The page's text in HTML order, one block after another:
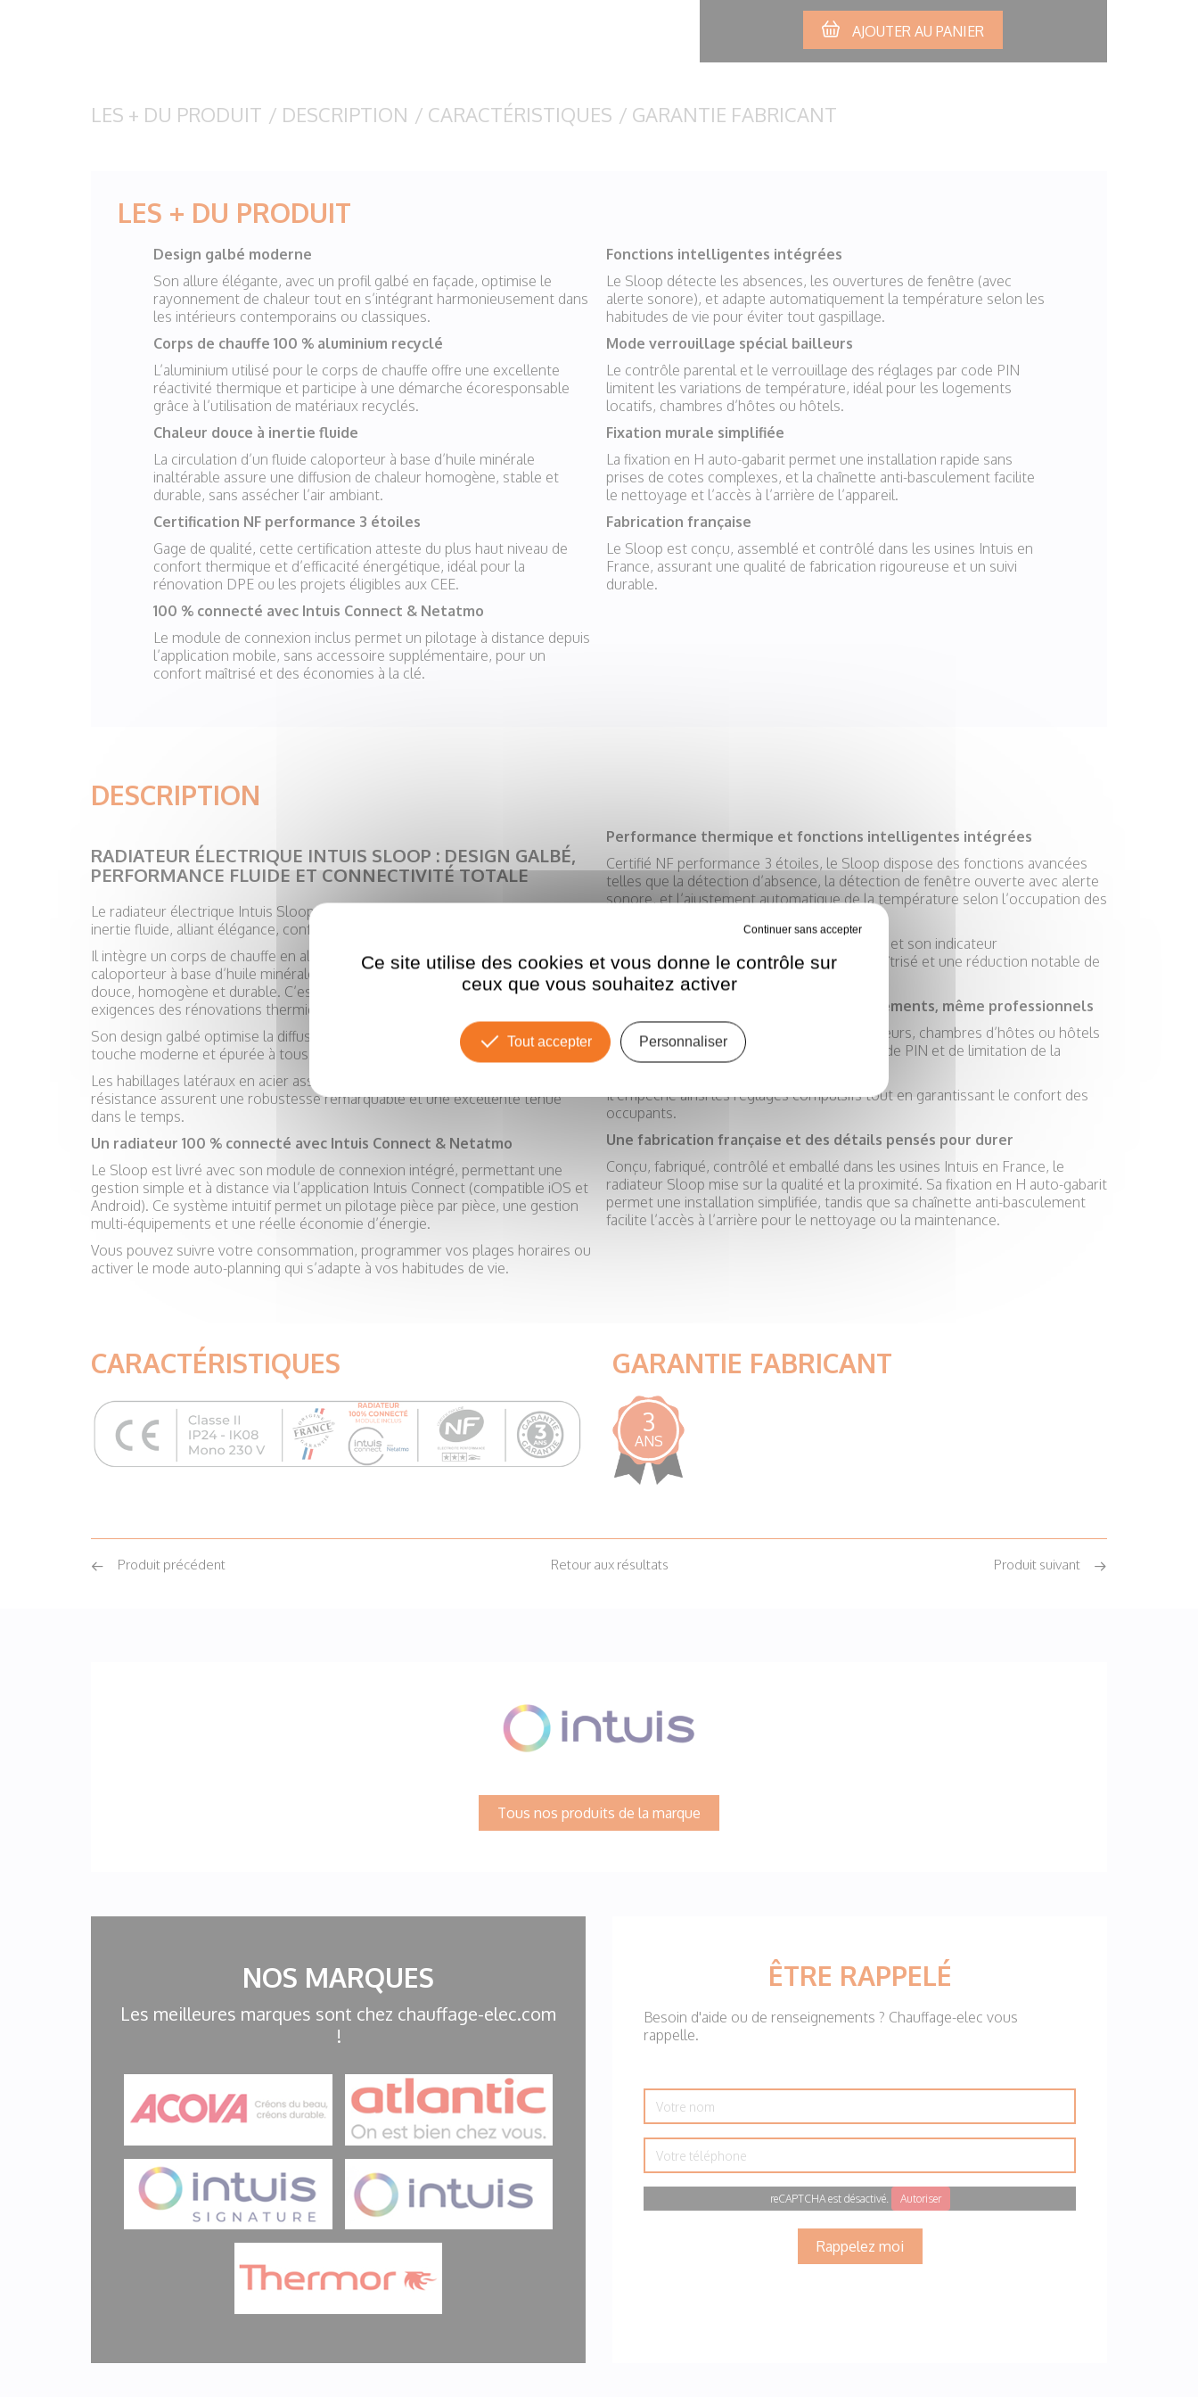
AJOUTER AU PANIER
LES + DU PRODUIT / DESCRIPTION / CARACTÉRISTIQUES / GARANTIE FABRICANT
LES + DU PRODUIT
Design galbé moderne
Son allure élégante, avec un profil galbé en façade, optimise le
rayonnement de chaleur tout en s’intégrant harmonieusement dans
les intérieurs contemporains ou classiques.
Corps de chauffe 100 % aluminium recyclé
L’aluminium utilisé pour le corps de chauffe offre une excellente
réactivité thermique et participe à une démarche écoresponsable
grâce à l’utilisation de matériaux recyclés.
Chaleur douce à inertie fluide
La circulation d’un fluide caloporteur à base d’huile minérale
inaltérable assure une diffusion de chaleur homogène, stable et
durable, sans assécher l’air ambiant.
Certification NF performance 3 étoiles
Gage de qualité, cette certification atteste du plus haut niveau de
confort thermique et d’efficacité énergétique, idéal pour la
rénovation DPE ou les projets éligibles aux CEE.
100 % connecté avec Intuis Connect & Netatmo
Le module de connexion inclus permet un pilotage à distance depuis
l’application mobile, sans accessoire supplémentaire, pour un
confort maîtrisé et des économies à la clé.
Fonctions intelligentes intégrées
Le Sloop détecte les absences, les ouvertures de fenêtre (avec
alerte sonore), et adapte automatiquement la température selon les
habitudes de vie pour éviter tout gaspillage.
Mode verrouillage spécial bailleurs
Le contrôle parental et le verrouillage des réglages par code PIN
limitent les variations de température, idéal pour les logements
locatifs, chambres d’hôtes ou hôtels.
Fixation murale simplifiée
La fixation en H auto-gabarit permet une installation rapide sans
prises de cotes complexes, et la chaînette anti-basculement facilite
le nettoyage et l’accès à l’arrière de l’appareil.
Fabrication française
Le Sloop est conçu, assemblé et contrôlé dans les usines Intuis en
France, assurant une qualité de fabrication rigoureuse et un suivi
durable.
DESCRIPTION
RADIATEUR ÉLECTRIQUE INTUIS SLOOP : DESIGN GALBÉ,
PERFORMANCE FLUIDE ET CONNECTIVITÉ TOTALE
Le radiateur électrique Intuis Sloop est le nec plus ultra des radiateurs à
inertie fluide, alliant élégance, confort thermique et intelligence connectée.
Il intègre un corps de chauffe en aluminium 100 % recyclé et un fluide
caloporteur à base d’huile minérale inaltérable, garantissant une chaleur
douce, homogène et durable. C’est une solution idéale pour répondre aux
exigences des rénovations thermiques (DPE).
Son design galbé optimise la diffusion du rayonnement tout en apportant une
touche moderne et épurée à tous les intérieurs.
Les habillages latéraux en acier associés à une peinture époxy haute
résistance assurent une robustesse remarquable et une excellente tenue
dans le temps.
Un radiateur 100 % connecté avec Intuis Connect & Netatmo
Le Sloop est livré avec son module de connexion intégré, permettant une
gestion simple et à distance via l’application Intuis Connect (compatible iOS et
Android). Ce système intuitif permet un pilotage pièce par pièce, une gestion
multi-équipements et une réelle économie d’énergie.
Vous pouvez suivre votre consommation, programmer vos plages horaires ou
activer le mode auto-planning qui s’adapte à vos habitudes de vie.
Performance thermique et fonctions intelligentes intégrées
Certifié NF performance 3 étoiles, le Sloop dispose des fonctions avancées
telles que la détection d’absence, la détection de fenêtre ouverte avec alerte
sonore, et l’ajustement automatique de la température selon l’occupation des
Sa précision de réglage au dixième de degré et son indicateur
comportemental permettent un confort maîtrisé et une réduction notable de
la consommation électrique.
Un confort idéal pour tous les environnements, même professionnels
Le Sloop répond aussi aux besoins des bailleurs, chambres d’hôtes ou hôtels
grâce à ses fonctions de verrouillage par code PIN et de limitation de la
température autour du point de consigne.
Il empêche ainsi les réglages compulsifs tout en garantissant le confort des
occupants.
Une fabrication française et des détails pensés pour durer
Conçu, fabriqué, contrôlé et emballé dans les usines Intuis en France, le
radiateur Sloop mise sur la qualité et la proximité. Sa fixation en H auto-gabarit
permet une installation simplifiée, tandis que sa chaînette anti-basculement
facilite l’accès à l’arrière pour le nettoyage ou la maintenance.
CARACTÉRISTIQUES GARANTIE FABRICANT
3
ANS
Produit précédent Produit suivant
Retour aux résultats
Tous nos produits de la marque
NOS MARQUES
Les meilleures marques sont chez chauffage-elec.com
!
ÊTRE RAPPELÉ
Besoin d'aide ou de renseignements ? Chauffage-elec vous
rappelle.
nom
téléphone
reCAPTCHA est désactivé. Autoriser
Rappelez moi
Ce site utilise des cookies et vous donne le contrôle sur
ceux que vous souhaitez activer
Tout accepter Personnaliser